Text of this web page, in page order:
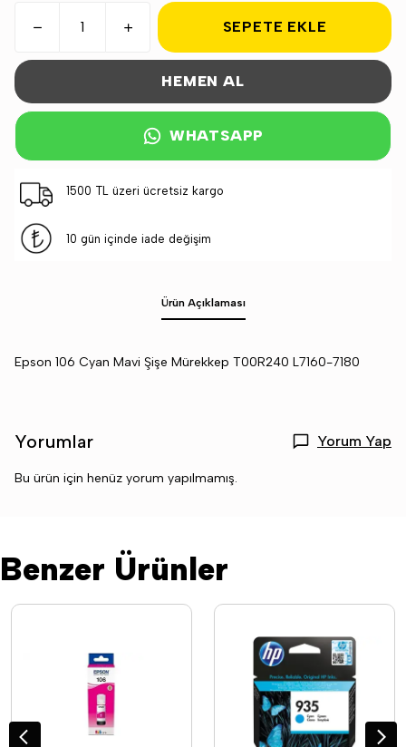
SEPETE EKLE
HEMEN AL
WHATSAPP
1500 TL üzeri ücretsiz kargo
10 gün içinde iade değişim
Ürün Açıklaması
Epson 106 Cyan Mavi Şişe Mürekkep T00R240 L7160-7180
Yorumlar Yorum Yap
Bu ürün için henüz yorum yapılmamış.
Benzer Ürünler